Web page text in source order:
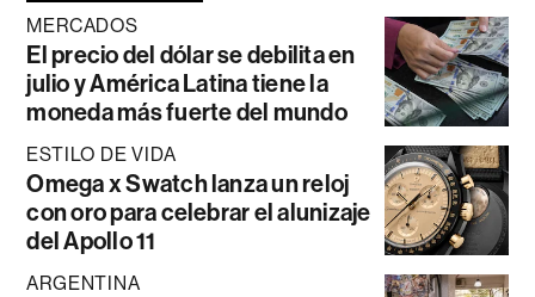
MERCADOS
El precio del dólar se debilita en
julio y América Latina tiene la
moneda más fuerte del mundo
ESTILO DE VIDA
Omega x Swatch lanza un reloj
con oro para celebrar el alunizaje
del Apollo 11
ARGENTINA